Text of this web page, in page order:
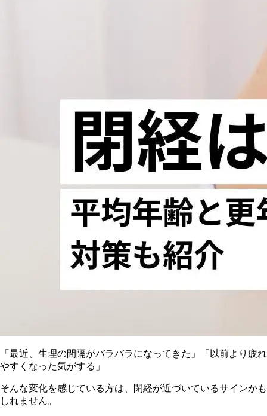
「最近、生理の間隔がバラバラになってきた」「以前より疲れ
やすくなった気がする」
そんな変化を感じている方は、閉経が近づいているサインかも
しれません。